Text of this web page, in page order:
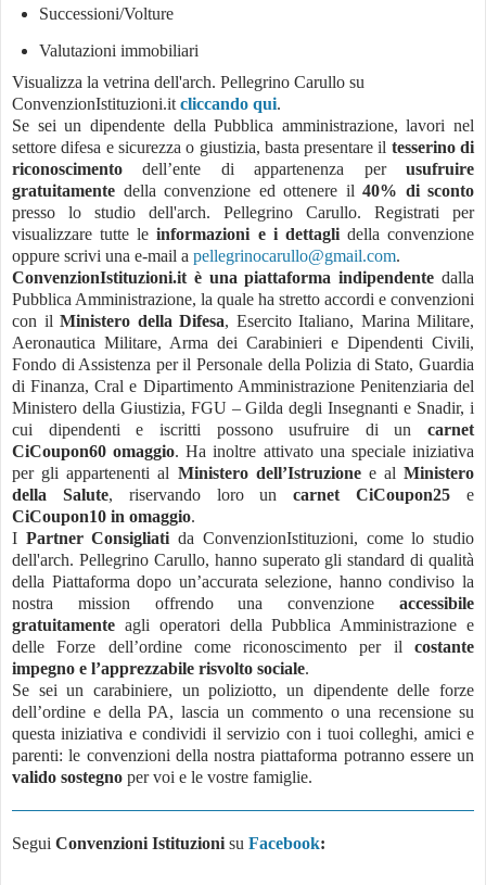
Successioni/Volture
Valutazioni immobiliari
Visualizza la vetrina dell'arch. Pellegrino Carullo su
ConvenzionIstituzioni.it cliccando qui.
Se sei un dipendente della Pubblica amministrazione, lavori nel
settore difesa e sicurezza o giustizia, basta presentare il tesserino di
riconoscimento dell’ente di appartenenza per usufruire
gratuitamente della convenzione ed ottenere il 40% di sconto
presso lo studio dell'arch. Pellegrino Carullo. Registrati per
visualizzare tutte leinformazioni e i dettaglidella convenzione
oppure scrivi una e-mail a pellegrinocarullo@gmail.com.
ConvenzionIstituzioni.it è una piattaforma indipendente dalla
Pubblica Amministrazione, la quale ha stretto accordi e convenzioni
con il Ministero della Difesa, Esercito Italiano, Marina Militare,
Aeronautica Militare, Arma dei Carabinieri e Dipendenti Civili,
Fondo di Assistenza per il Personale della Polizia di Stato, Guardia
di Finanza, Cral e Dipartimento Amministrazione Penitenziaria del
Ministero della Giustizia, FGU – Gilda degli Insegnanti e Snadir, i
cui dipendenti e iscritti possono usufruire di un carnet
CiCoupon60 omaggio. Ha inoltre attivato una speciale iniziativa
per gli appartenenti al Ministero dell’Istruzionee al Ministero
della Salute, riservando loro uncarnet CiCoupon25 e
CiCoupon10 in omaggio.
I Partner Consigliati da ConvenzionIstituzioni, come lo studio
dell'arch. Pellegrino Carullo, hanno superato gli standard di qualità
della Piattaforma dopo un’accurata selezione, hanno condiviso la
nostra mission offrendo una convenzione accessibile
gratuitamente agli operatori della Pubblica Amministrazione e
delle Forze dell’ordine come riconoscimento per il costante
impegno e l’apprezzabile risvolto sociale.
Se sei un carabiniere, un poliziotto, un dipendente delle forze
dell’ordine e della PA, lascia un commento o una recensione su
questa iniziativa e condividi il servizio con i tuoi colleghi, amici e
parenti: le convenzioni della nostra piattaforma potranno essere un
valido sostegno per voi e le vostre famiglie.
Segui Convenzioni Istituzioni su Facebook: